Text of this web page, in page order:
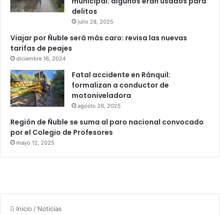
delitos
julio 28, 2025
Viajar por Ñuble será más caro: revisa las nuevas
tarifas de peajes
diciembre 16, 2024
Fatal accidente en Ránquil:
formalizan a conductor de
motoniveladora
agosto 26, 2025
Región de Ñuble se suma al paro nacional convocado
por el Colegio de Profesores
mayo 12, 2025